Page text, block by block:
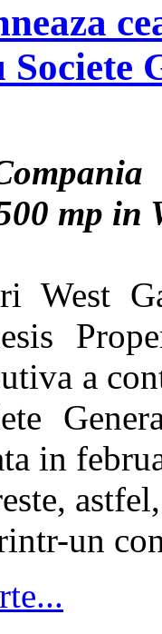
Societe
mp in
West
a
in
un